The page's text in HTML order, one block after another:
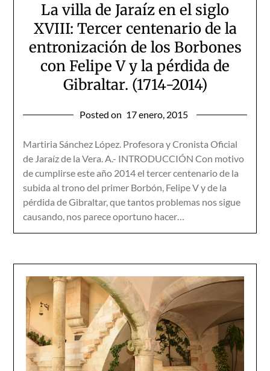
La villa de Jaraíz en el siglo
XVIII: Tercer centenario de la
entronización de los Borbones
con Felipe V y la pérdida de
Gibraltar. (1714-2014)
Posted on 17 enero, 2015
Martiria Sánchez López. Profesora y Cronista Oficial
de Jaraíz de la Vera. A.- INTRODUCCIÓN Con motivo
de cumplirse este año 2014 el tercer centenario de la
subida al trono del primer Borbón, Felipe V y de la
pérdida de Gibraltar, que tantos problemas nos sigue
causando, nos parece oportuno hacer…